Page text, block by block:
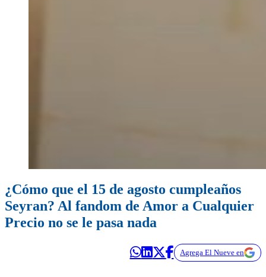
¿Cómo que el 15 de agosto cumpleaños
Seyran? Al fandom de Amor a Cualquier
Precio no se le pasa nada
Agrega El Nueve en